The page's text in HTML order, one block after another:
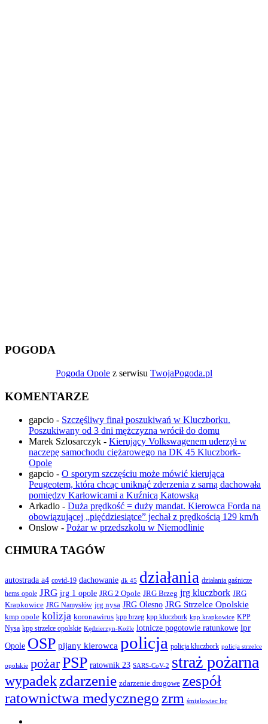
POGODA
Pogoda Opole z serwisu TwojaPogoda.pl
KOMENTARZE
gapcio - Szczęśliwy finał poszukiwań w Kluczborku.
Poszukiwany od 3 dni mężczyzna wrócił do domu
Marek Szlosarczyk - Kierujący Volkswagenem uderzył w
naczepę samochodu ciężarowego na DK 45 Kluczbork-
Opole
gapcio - O sporym szczęściu może mówić kierująca
Peugeotem, która chcąc uniknąć zderzenia z sarną dachowała
pomiędzy Karłowicami a Kuźnicą Katowską
Arkadio - Duża prędkość = duży mandat. Kierowca Forda na
obowiązującej „pięćdziesiątce” jechał z prędkością 129 km/h
Onslow - Pożar w przedszkolu w Niemodlinie
CHMURA TAGÓW
autostrada a4 covid-19 dachowanie dk 45 działania działania gaśnicze
hems opole JRG jrg 1 opole JRG 2 Opole JRG Brzeg jrg kluczbork JRG
Krapkowice JRG Namysłów jrg nysa JRG Olesno JRG Strzelce Opolskie
kmp opole kolizja koronawirus kpp brzeg kpp kluczbork kpp krapkowice KPP
Nysa kpp strzelce opolskie Kędzierzyn-Koźle lotnicze pogotowie ratunkowe lpr
Opole OSP pijany kierowca policja policja kluczbork policja strzelce
opolskie pożarPSP ratownik 23 SARS-CoV-2 straż pożarna
wypadekzdarzenie zdarzenie drogowe zespół
ratownictwa medycznego zrm śmigłowiec lpr